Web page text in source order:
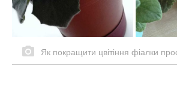
Як покращити цвітіння фіалки